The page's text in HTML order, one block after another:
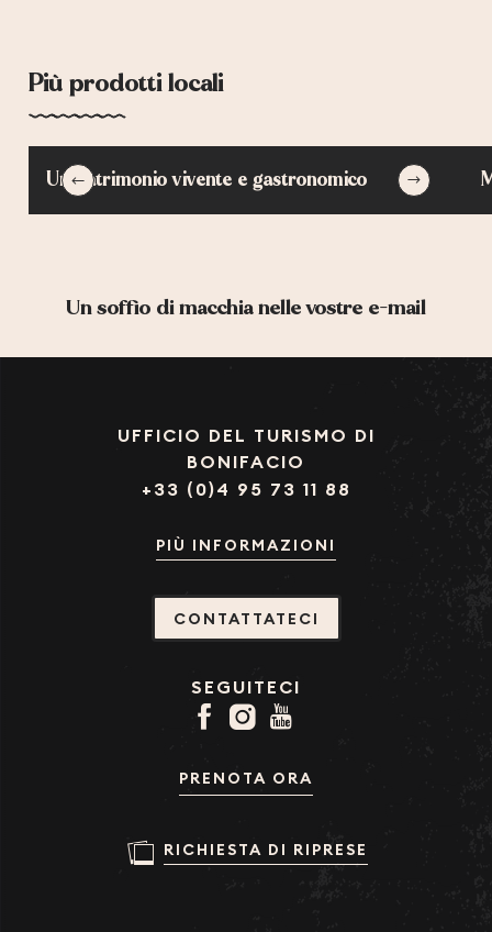
Più prodotti locali
Un patrimonio vivente e gastronomico
Un soffio di macchia nelle vostre e-mail
UFFICIO DEL TURISMO DI
BONIFACIO
+33 (0)4 95 73 11 88
PIÙ INFORMAZIONI
CONTATTATECI
SEGUITECI
PRENOTA ORA
RICHIESTA DI RIPRESE